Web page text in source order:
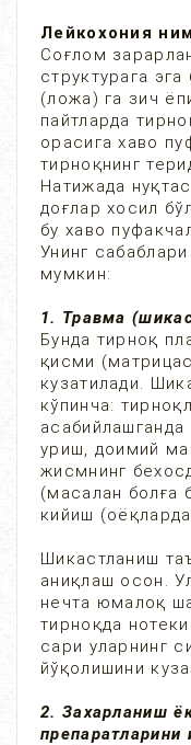
Лейкохония
Соғлом
структурага
(ложа) га зич
пайтларда
орасига хаво
тирноқнинг
Натижада
доғлар хосил
бу хаво
Унинг
мумкин:
1. Травма
Бунда тирноқ
қисми
кузатилади.
кўпинча:
уриш, доимий
жисмнинг
(масалан болға
кийиш
Шикастланиш
аниқлаш осон.
нечта юмалоқ
тирноқда
сари уларнинг
йўқолишини
2. Захарланиш